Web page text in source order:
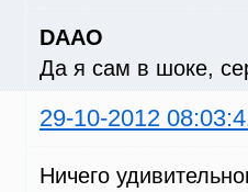
DAAO
Да я сам в шоке,
29-10-2012
Ничего